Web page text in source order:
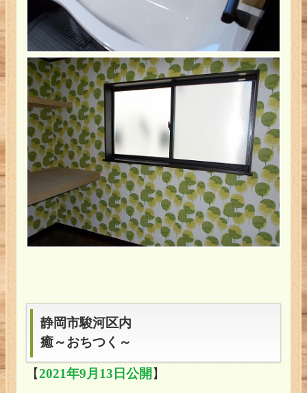
静岡市駿河区内
癒～おちつく～
【2021年9月13日公開 】